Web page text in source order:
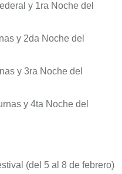
y 1ra Noche del
y 2da Noche del
y 3ra Noche del
y 4ta Noche del
(del 5 al 8 de febrero)